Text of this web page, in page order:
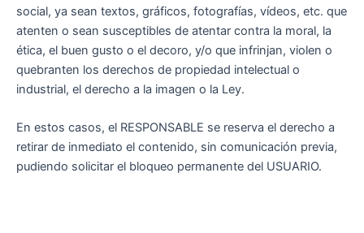
social, ya sean textos, gráficos, fotografías, vídeos, etc. que
atenten o sean susceptibles de atentar contra la moral, la
ética, el buen gusto o el decoro, y/o que infrinjan, violen o
quebranten los derechos de propiedad intelectual o
industrial, el derecho a la imagen o la Ley.
En estos casos, el RESPONSABLE se reserva el derecho a
retirar de inmediato el contenido, sin comunicación previa,
pudiendo solicitar el bloqueo permanente del USUARIO.